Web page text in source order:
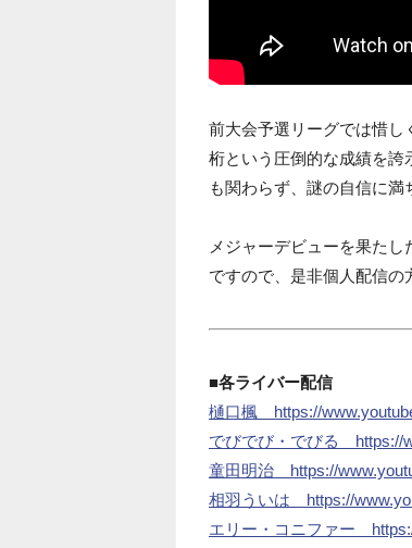
前大会予選リーグでは惜し
桁という圧倒的な成績を誇
も関わらず、謎の自信に満
メジャーデビューを果た
ですので、是非個人配信の
■各ライバー配信
樋口楓 https://
でびでび・でびる https://
童田明治 https://
相羽ういは https://
エリー・コニファー